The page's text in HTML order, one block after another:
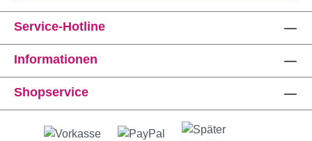
Service-Hotline
Informationen
Shopservice